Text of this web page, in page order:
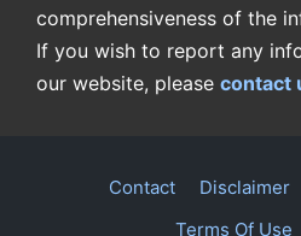
comprehensiveness of the
If you wish to report any
our website, please contact
Contact Disclaimer
Terms Of Use